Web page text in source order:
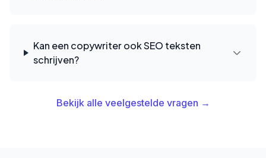
Kan een copywriter ook SEO teksten
schrijven?
Bekijk alle veelgestelde vragen →